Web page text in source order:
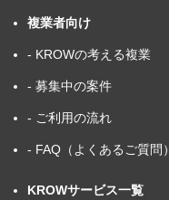
複業者向け
- KROWの考える複業
- 募集中の案件
- ご利用の流れ
- FAQ（よくあるご質問）
KROWサービス一覧